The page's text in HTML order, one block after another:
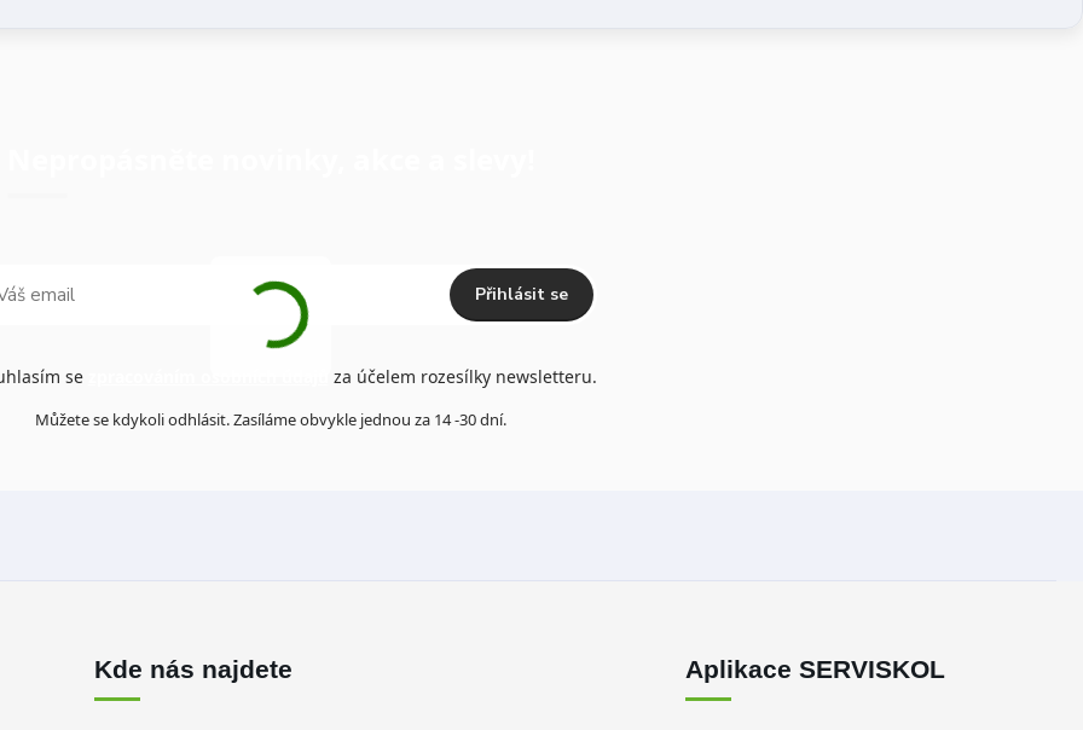
Přihlásit se
se za účelem rozesílky newsletteru.
Můžete se kdykoli odhlásit. Zasíláme obvykle jednou za 14 -30 dní.
Kde nás najdete Aplikace SERVISKOL